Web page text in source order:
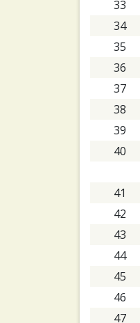
33
34
35
36
37
38
39
40
41
42
43
44
45
46
47